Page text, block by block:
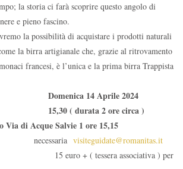
la storia ci farà scoprire questo angolo di
e pieno fascino.
la possibilità di acquistare i prodotti naturali
la birra artigianale che, grazie al ritrovamento
francesi, è l’unica e la prima birra Trappista
14 Aprile 2024
( durata 2 ore circa )
Via di Acque Salvie 1 ore 15,15
necessaria visiteguidate@romanitas.it
+ ( tessera associativa ) per